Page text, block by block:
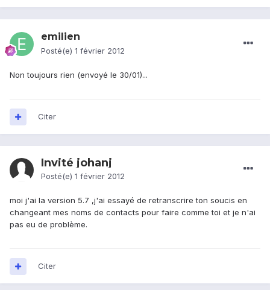
emilien
Posté(e) 1 février 2012
Non toujours rien (envoyé le 30/01)...
Citer
Invité johanj
Posté(e) 1 février 2012
moi j'ai la version 5.7 ,j'ai essayé de retranscrire ton soucis en
changeant mes noms de contacts pour faire comme toi et je n'ai
pas eu de problème.
Citer